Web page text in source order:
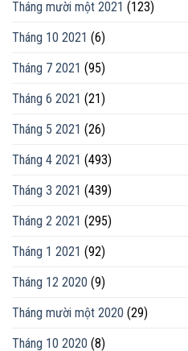
Tháng mười một 2021 (123)
Tháng 10 2021 (6)
Tháng 7 2021 (95)
Tháng 6 2021 (21)
Tháng 5 2021 (26)
Tháng 4 2021 (493)
Tháng 3 2021 (439)
Tháng 2 2021 (295)
Tháng 1 2021 (92)
Tháng 12 2020 (9)
Tháng mười một 2020 (29)
Tháng 10 2020 (8)